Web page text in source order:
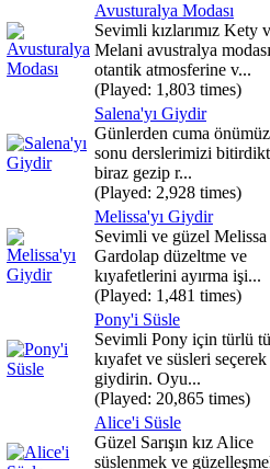
Avusturalya Modası
Sevimli kızlarımız Kety
Melani avustralya
otantik atmosferine v...
(Played: 1,803 times)
Salena'yı Giydir
Günlerden cuma
sonu derslerimizi
biraz gezip r...
(Played: 2,928 times)
Melissa'yı Giydir
Sevimli ve güzel Melissa
Gardolap düzeltme ve
kıyafetlerini ayırma işi...
(Played: 1,481 times)
Pony'i Süsle
Sevimli Pony için türlü
kıyafet ve süsleri
giydirin. Oyu...
(Played: 20,865 times)
Alice'i Süsle
Güzel Sarışın kız Alice
süslenmek ve